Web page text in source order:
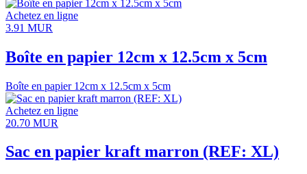
Achetez en ligne
3.91 MUR
Boîte en papier 12cm x 12.5cm x 5cm
Boîte en papier 12cm x 12.5cm x 5cm
Achetez en ligne
20.70 MUR
Sac en papier kraft marron (REF: XL)